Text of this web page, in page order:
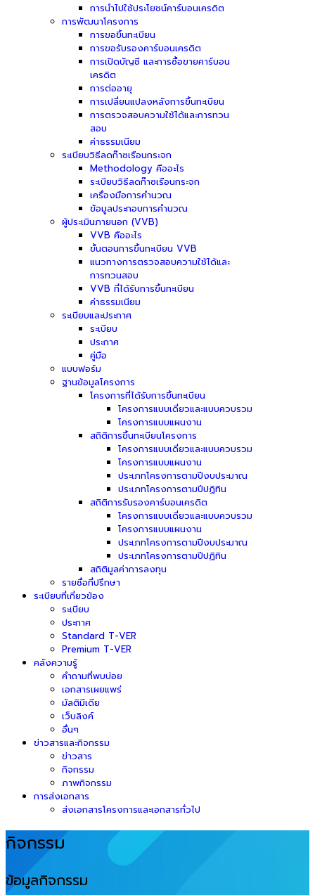
การนำไปใช้ประโยชน์คาร์บอนเครดิต
การพัฒนาโครงการ
การขอขึ้นทะเบียน
การขอรับรองคาร์บอนเครดิต
การเปิดบัญชี และการซื้อขายคาร์บอน
เครดิต
การต่ออายุ
การเปลี่ยนแปลงหลังการขึ้นทะเบียน
การตรวจสอบความใช้ได้และการทวน
สอบ
ค่าธรรมเนียม
ระเบียบวิธีลดก๊าซเรือนกระจก
Methodology คืออะไร
ระเบียบวิธีลดก๊าซเรือนกระจก
เครื่องมือการคำนวณ
ข้อมูลประกอบการคำนวณ
ผู้ประเมินภายนอก (VVB)
VVB คืออะไร
ขั้นตอนการขึ้นทะเบียน VVB
แนวทางการตรวจสอบความใช้ได้และ
การทวนสอบ
VVB ที่ได้รับการขึ้นทะเบียน
ค่าธรรมเนียม
ระเบียบและประกาศ
ระเบียบ
ประกาศ
คู่มือ
แบบฟอร์ม
ฐานข้อมูลโครงการ
โครงการที่ได้รับการขึ้นทะเบียน
โครงการแบบเดี่ยวและแบบควบรวม
โครงการแบบแผนงาน
สถิติการขึ้นทะเบียนโครงการ
โครงการแบบเดี่ยวและแบบควบรวม
โครงการแบบแผนงาน
ประเภทโครงการตามปีงบประมาณ
ประเภทโครงการตามปีปฏิทิน
สถิติการรับรองคาร์บอนเครดิต
โครงการแบบเดี่ยวและแบบควบรวม
โครงการแบบแผนงาน
ประเภทโครงการตามปีงบประมาณ
ประเภทโครงการตามปีปฏิทิน
สถิติมูลค่าการลงทุน
รายชื่อที่ปรึกษา
ระเบียบที่เกี่ยวข้อง
ระเบียบ
ประกาศ
Standard T-VER
Premium T-VER
คลังความรู้
คำถามที่พบบ่อย
เอกสารเผยแพร่
มัลติมีเดีย
เว็บลิงค์
อื่นๆ
ข่าวสารและกิจกรรม
ข่าวสาร
กิจกรรม
ภาพกิจกรรม
การส่งเอกสาร
ส่งเอกสารโครงการและเอกสารทั่วไป
กิจกรรม
ข้อมูลกิจกรรม